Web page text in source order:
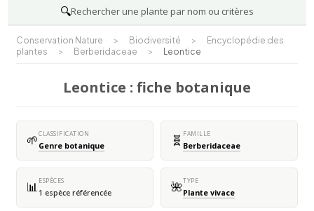
🔍Rechercher une plante par nom ou critères
Conservation Nature > Biodiversité >
Encyclopédie des
plantes
> Berberidaceae > Leontice
Leontice : fiche botanique
🌱CLASSIFICATION
Genre botanique 🧬 FAMILLE
Berberidaceae
📊ESPÈCES
1 espèce référencée 🌺TYPE
Plante vivace